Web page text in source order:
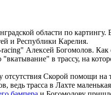
области по картингу.
и Республики Карелия.
Алексей Богомолов. Как
в трассу, на
отсутствия Скорой помощи на
ведь трасса в Лахте